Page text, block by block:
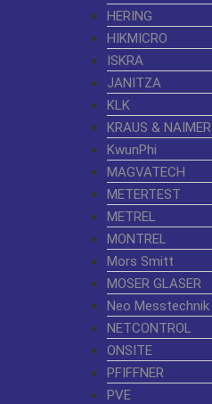
HERING
HIKMICRO
ISKRA
JANITZA
KLK
KRAUS & NAIMER
KwunPhi
MAGVATECH
METERTEST
METREL
MONTREL
Mors Smitt
MOSER GLASER
Neo Messtechnik
NETCONTROL
ONSITE
PFIFFNER
PVE